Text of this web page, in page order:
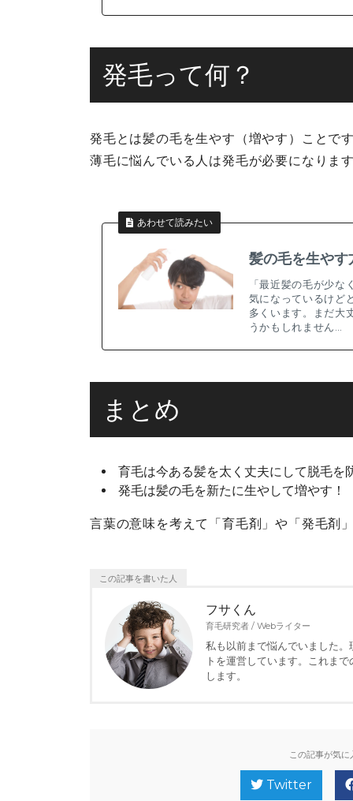
発毛って何？
発毛とは髪の毛を生やす（増やす）ことで
薄毛に悩んでいる人は発毛が必要になりま
あわせて読みたい
髪の毛を生や
「最近髪の毛が少
気になっているけど
多くいます。まだ大
うかもしれません…
まとめ
育毛は今ある髪を太く丈夫にして脱毛を
発毛は髪の毛を新たに生やして増やす！
言葉の意味を考えて「育毛剤」や「発毛剤
この記事を書いた人
フサくん
育毛研究者 / Webライター
私も以前まで悩んでいました
トを運営しています。これま
します。
この記事が気
Twitter